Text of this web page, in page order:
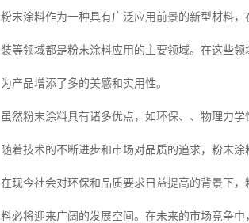
粉末涂料作为一种具有广泛应用前景的新型材料
装等领域都是粉末涂料应用的主要领域。在这些
为产品增添了多的美感和实用性。
虽然粉末涂料具有诸多优点，如环保、、物理力
随着技术的不断进步和市场对品质的追求，粉末
在现今社会对环保和品质要求日益提高的背景下
料必将迎来广阔的发展空间。在未来的市场竞争